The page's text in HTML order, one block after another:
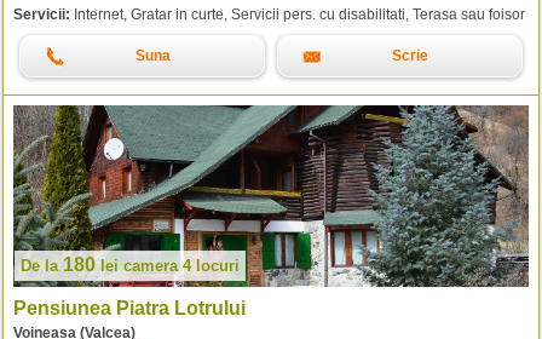
Servicii: Internet, Gratar in curte, Servicii pers. cu disabilitati, Terasa sau foisor
Suna Scrie
De la 180 lei camera 4 locuri
Pensiunea Piatra Lotrului
Voineasa (Valcea)